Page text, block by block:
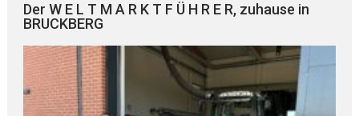
Der W E L T M A R K T F Ü H R E R, zuhause in
BRUCKBERG